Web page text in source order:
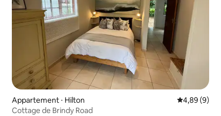
Appartement ⋅ Hilton Évaluation
4,89 (9)
Cottage de Brindy Road